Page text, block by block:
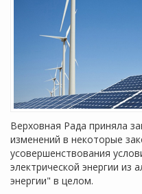
Верховная Рада приняла
изменений в некоторые
усовершенствования
электрической энергии из
энергии" в целом.